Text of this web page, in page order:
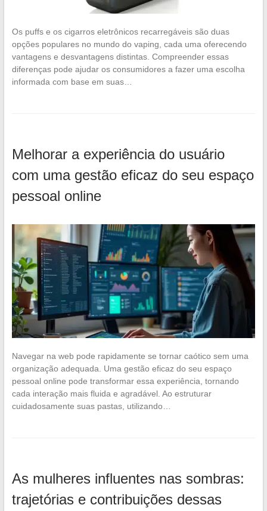
Os puffs e os cigarros eletrônicos recarregáveis são duas
opções populares no mundo do vaping, cada uma oferecendo
vantagens e desvantagens distintas. Compreender essas
diferenças pode ajudar os consumidores a fazer uma escolha
informada com base em suas…
Melhorar a experiência do usuário
com uma gestão eficaz do seu espaço
pessoal online
Navegar na web pode rapidamente se tornar caótico sem uma
organização adequada. Uma gestão eficaz do seu espaço
pessoal online pode transformar essa experiência, tornando
cada interação mais fluida e agradável. Ao estruturar
cuidadosamente suas pastas, utilizando…
As mulheres influentes nas sombras:
trajetórias e contribuições dessas